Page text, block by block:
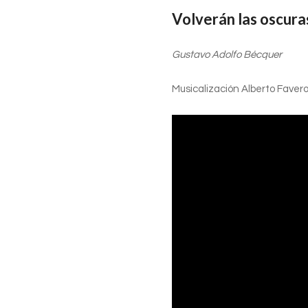
Volverán las
Gustavo Adolfo Bécquer
Musicalización Alberto